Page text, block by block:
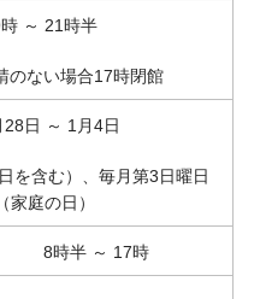
～ 21時半
のない場合17時閉館
28日 ～ 1月4日
を含む）、毎月第3日曜日
（家庭の日）
8時半 ～ 17時